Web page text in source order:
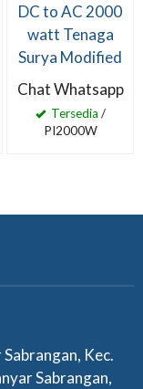
DC to AC 2000
watt Tenaga
Surya Modified
Chat Whatsapp
Tersedia /
PI2000W
Kec.
Sabrangan,